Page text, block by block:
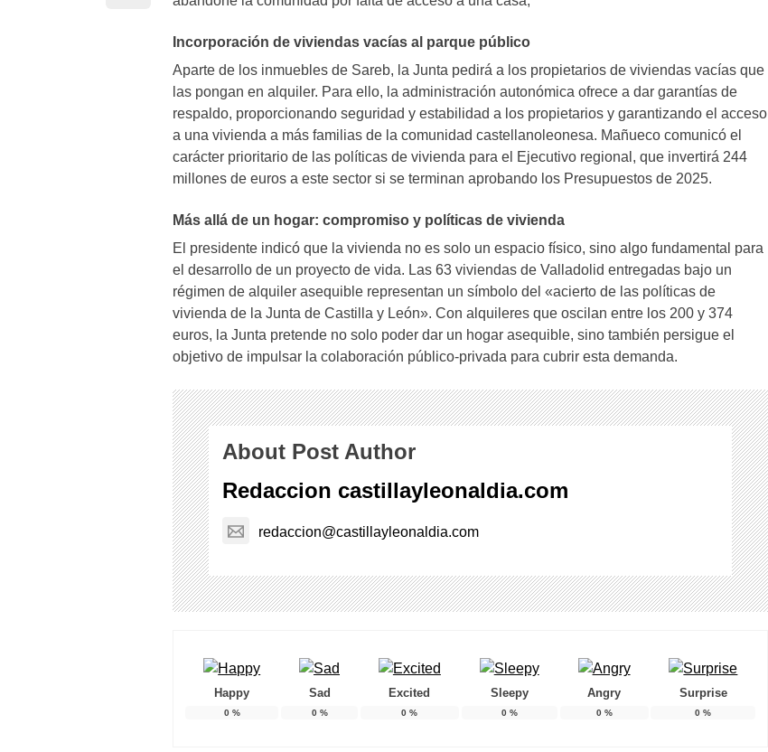
Incorporación de viviendas vacías al parque público
Aparte de los inmuebles de Sareb, la Junta pedirá a los propietarios de viviendas vacías que
las pongan en alquiler. Para ello, la administración autonómica ofrece a dar garantías de
respaldo, proporcionando seguridad y estabilidad a los propietarios y garantizando el acceso
a una vivienda a más familias de la comunidad castellanoleonesa. Mañueco comunicó el
carácter prioritario de las políticas de vivienda para el Ejecutivo regional, que invertirá 244
millones de euros a este sector si se terminan aprobando los Presupuestos de 2025.
Más allá de un hogar: compromiso y políticas de vivienda
El presidente indicó que la vivienda no es solo un espacio físico, sino algo fundamental para
el desarrollo de un proyecto de vida. Las 63 viviendas de Valladolid entregadas bajo un
régimen de alquiler asequible representan un símbolo del «acierto de las políticas de
vivienda de la Junta de Castilla y León». Con alquileres que oscilan entre los 200 y 374
euros, la Junta pretende no solo poder dar un hogar asequible, sino también persigue el
objetivo de impulsar la colaboración público-privada para cubrir esta demanda.
About Post Author
Redaccion castillayleonaldia.com
redaccion@castillayleonaldia.com
Happy
0%
Sad
0%
Excited
0 %
Sleepy
0%
Angry
0%
Surprise
0 %